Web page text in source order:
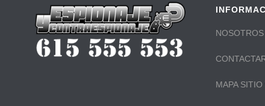
NOSOTROS
MAPA SITIO